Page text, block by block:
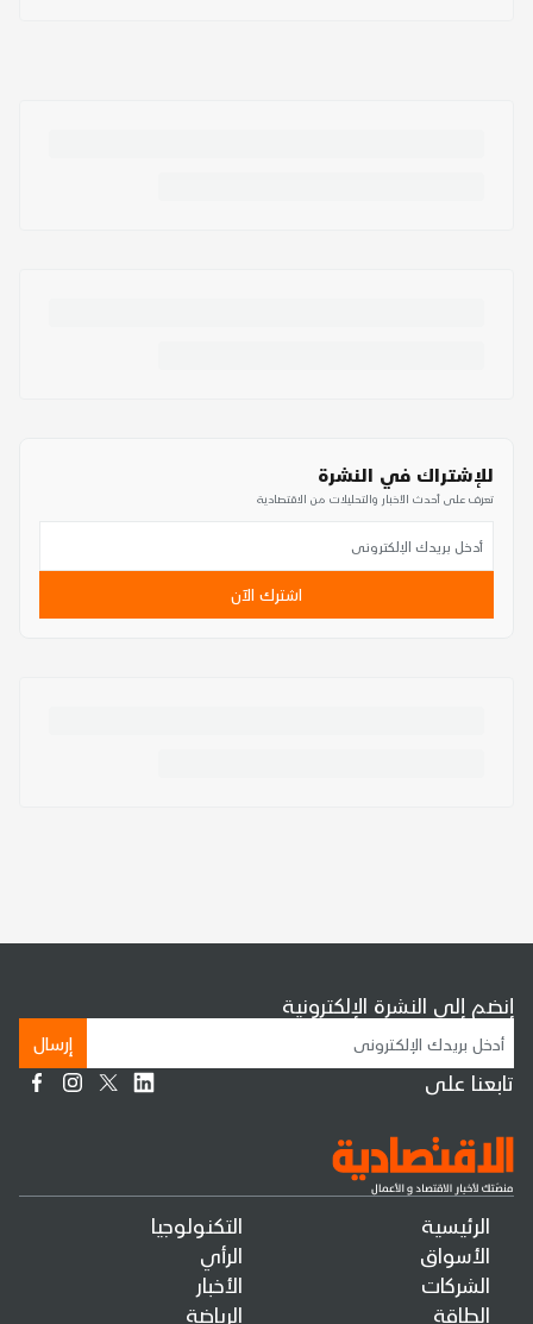
للإشتراك في النشرة
تعرف على أحدث الأخبار والتحليلات من الاقتصادية
اشترك الآن
الرئيسية
الأسواق
الشركات
الطاقة
التكنولوجيا
الرأي
الأخبار
الرياضة
إنضم إلى النشرة الإلكترونية
إرسال
تابعنا على